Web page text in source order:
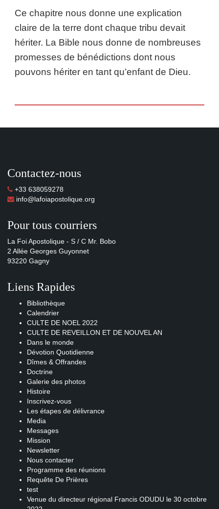
Ce chapitre nous donne une explication
claire de la terre dont chaque tribu devait
hériter. La Bible nous donne de nombreuses
promesses de bénédictions dont nous
pouvons hériter en tant qu’enfant de Dieu.
Contactez-nous
+33 638059278
info@lafoiapostolique.org
Pour tous courriers
La Foi Apostolique - S / C Mr. Bobo
2 Allée Georges Guyonnet
93220 Gagny
Liens Rapides
Bibliothèque
Calendrier
CULTE DE NOEL 2022
CULTE DE REVEILLON ET DE NOUVEL AN
Dans le monde
Dévotion Quotidienne
Dîmes & Offrandes
Doctrine
Galerie des photos
Histoire
Inscrivez-vous
Les étapes de délivrance
Media
Messages
Mission
Newsletter
Nous contacter
Programme des réunions
Requête De Prières
test
Venue du directeur régional Francis ODUDU le 30 octobre